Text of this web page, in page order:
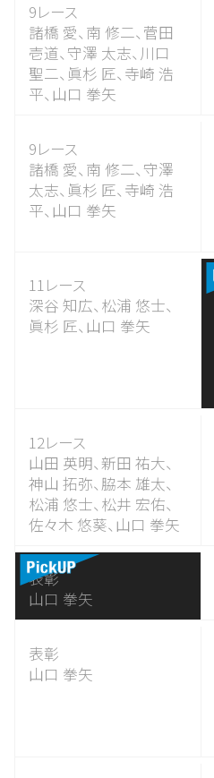
9レース
諸橋 愛、 南 修二、 菅田
壱道、 守澤 太志、 川口
聖二、 眞杉 匠、 寺崎 浩
平、 山口 拳矢
9レース
諸橋 愛、 南 修二、 守澤
太志、 眞杉 匠、 寺崎 浩
平、 山口 拳矢
11レース
深谷 知広、 松浦 悠士、
眞杉 匠、 山口 拳矢
12レース
山田 英明、 新田 祐大、
神山 拓弥、 脇本 雄太、
松浦 悠士、 松井 宏佑、
佐々木 悠葵、 山口 拳矢
表彰
山口 拳矢
表彰
山口 拳矢